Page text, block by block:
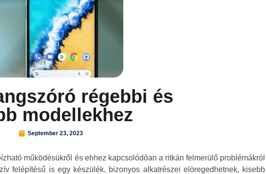
régebbi és
modellekhez
September 23, 2023
működésükről és ehhez kapcsolódóan a ritkán felmerülő problémákról
felépítésű is egy készülék, bizonyos alkatrészei elöregedhetnek, kisebb